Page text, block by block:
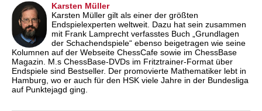
Karsten Müller
Karsten Müller gilt als einer der größten
Endspielexperten weltweit. Dazu hat sein zusammen
mit Frank Lamprecht verfasstes Buch „Grundlagen
der Schachendspiele“ ebenso beigetragen wie seine
Kolumnen auf der Webseite ChessCafe sowie im ChessBase
Magazin. M.s ChessBase-DVDs im Fritztrainer-Format über
Endspiele sind Bestseller. Der promovierte Mathematiker lebt in
Hamburg, wo er auch für den HSK viele Jahre in der Bundesliga
auf Punktejagd ging.